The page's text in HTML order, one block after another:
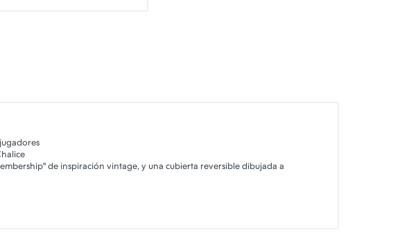
de inspiración vintage, y una cubierta reversible dibujada a